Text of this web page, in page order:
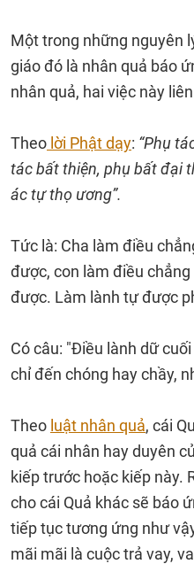
Một trong những nguyên
giáo đó là nhân quả báo
nhân quả, hai việc này
Theo lời Phật dạy: “Phụ
tác bất thiện, phụ bất đại
ác tự thọ ương”.
Tức là: Cha làm điều
được, con làm điều
được. Làm lành tự được
Có câu: "Ðiều lành dữ
chỉ đến chóng hay chầy,
Theo luật nhân quả, cái
quả cái nhân hay duyên
kiếp trước hoặc kiếp này.
cho cái Quả khác sẽ báo
tiếp tục tương ứng như
mãi mãi là cuộc trả vay,